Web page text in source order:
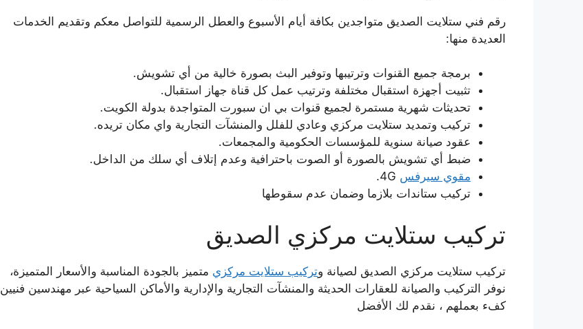
رقم فني ستلايت الصديق متواجدين بكافة أيام الأسبوع والعطل الرسمية للتواصل معكم وتقديم الخدمات
العديدة منها:
برمجة جميع القنوات وترتيبها وتوفير البث بصورة خالية من أي تشويش.
تثبيت أجهزة استقبال مختلفة وترتيب عمل كل قناة جهاز استقبال.
تحديثات شهرية مستمرة لجميع قنوات بي ان سبورت المتواجدة بدولة الكويت.
تركيب وتمديد ستلايت مركزي وعادي للفلل والمنشآت التجارية واي مكان تريده.
عقود صيانة سنوية للمؤسسات الحكومية والمجمعات.
ضبط أي تشويش بالصورة أو الصوت باحترافية وعدم إتلاف أي سلك من الداخل.
مقوي سيرفس
تركيب ستاندات بلازما وضمان عدم سقوطها
تركيب ستلايت مركزي الصديق
تركيب ستلايت مركزي الصديق لصيانة وتركيب ستلايت مركزي متميز بالجودة المناسبة والأسعار المتميزة،
نوفر التركيب والصيانة للعقارات الحديثة والمنشآت التجارية والإدارية والأماكن السياحية عبر مهندسين فنيين
كفء بعملهم ، نقدم لك الأفضل